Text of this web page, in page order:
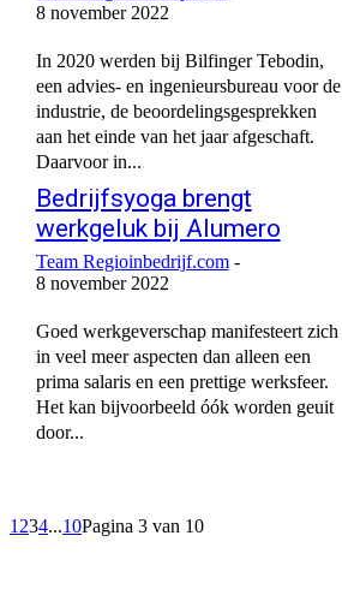
8 november 2022
In 2020 werden bij Bilfinger Tebodin,
een advies- en ingenieursbureau voor de
industrie, de beoordelingsgesprekken
aan het einde van het jaar afgeschaft.
Daarvoor in...
Bedrijfsyoga brengt
werkgeluk bij Alumero
Team Regioinbedrijf.com -
8 november 2022
Goed werkgeverschap manifesteert zich
in veel meer aspecten dan alleen een
prima salaris en een prettige werksfeer.
Het kan bijvoorbeeld óók worden geuit
door...
1 234...10Pagina 3 van 10